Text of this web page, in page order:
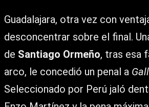
Guadalajara, otra vez con
desconcentrar sobre el final.
de Santiago Ormeño, tras esa
arco, le concedió un penal a
Seleccionado por Perú jaló